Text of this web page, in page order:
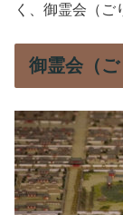
く、御霊会（ご
御霊会（